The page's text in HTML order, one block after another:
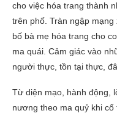
cho việc hóa trang thành
trên phố. Tràn ngập
bố bà mẹ hóa trang cho
ma quái. Cảm giác vào
người thực, tồn tại thực,
Từ diện mạo, hành động,
nương theo ma quỷ khi